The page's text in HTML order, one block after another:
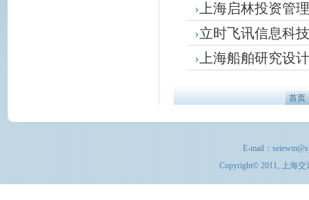
› 上海启林投资管
›立时飞讯信息科
› 上海船舶研究设
首页
E-mail：
Copyright© 2011, 上海